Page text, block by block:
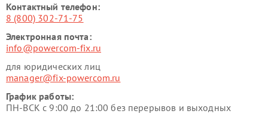
Контактный телефон:
8 (800) 302-71-75
Электронная почта:
info@powercom-fix.ru
для юридических лиц
manager@fix-powercom.ru
График работы:
ПН-ВСК с 9:00 до 21:00 без перерывов и выходных